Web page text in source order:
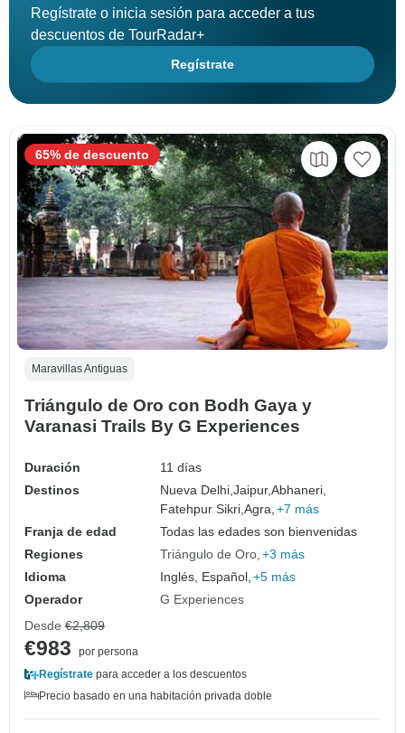
Regístrate o inicia sesión para acceder a tus
descuentos de TourRadar+
Regístrate
Maravillas Antiguas
Triángulo de Oro con Bodh Gaya y
Varanasi Trails By G Experiences
Duración
11 días
Destinos
Nueva Delhi,Jaipur,Abhaneri,
Fatehpur Sikri,Agra, +7 más
Franja de edad
Todas las edades son bienvenidas
Regiones
Triángulo de Oro +3 más
Idioma
Inglés, Español, +5 más
Operador
G Experiences
65% de descuento
Desde €2,809
€983
por persona
Regístrate para acceder a los descuentos
Precio basado en una habitación privada doble